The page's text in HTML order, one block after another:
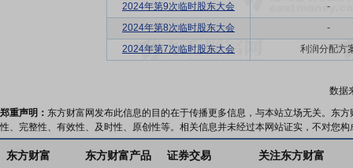
2024年第9次临时股东大会
-
2024年第8次临时股东大会
-
2024年第7次临时股东大会
利润分配方
数据
郑重声明： 东方财富网发布此信息的目的在于传播更多信息，与本站立场无关。东
性、完整性、有效性、及时性、原创性等。相关信息并未经过本网站证实，不对您
东方财富 东方财富产品 证券交易 关注东方财富